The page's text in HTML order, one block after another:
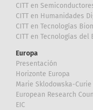
CITT en
CITT en Humanidades
CITT en Tecnologías
CITT en Tecnologías del
Europa
Presentación
Horizonte Europa
Marie Sklodowska-
European Research
EIC